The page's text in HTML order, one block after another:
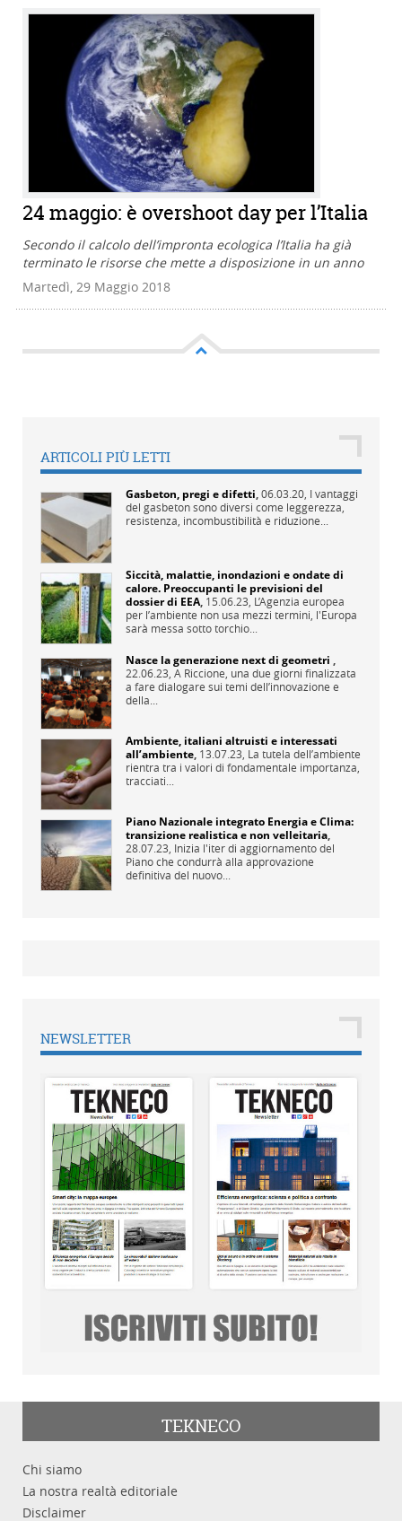
24 maggio: è overshoot day per l’Italia
Secondo il calcolo dell’impronta ecologica l’Italia ha già
terminato le risorse che mette a disposizione in un anno
Martedì, 29 Maggio 2018
ARTICOLI PIÙ LETTI
Gasbeton, pregi e difetti,06.03.20, I vantaggi
del gasbeton sono diversi come leggerezza,
resistenza, incombustibilità e riduzione...
Siccità, malattie, inondazioni e ondate di
calore. Preoccupanti le previsioni del
dossier di EEA, 15.06.23, L’Agenzia europea
per l’ambiente non usa mezzi termini, l'Europa
sarà messa sotto torchio...
Nasce la generazione next di geometri ,
22.06.23, A Riccione, una due giorni finalizzata
a fare dialogare sui temi dell’innovazione e
della...
Ambiente, italiani altruisti e interessati
all’ambiente, 13.07.23, La tutela dell’ambiente
rientra tra i valori di fondamentale importanza,
tracciati...
Piano Nazionale integrato Energia e Clima:
transizione realistica e non velleitaria,
28.07.23, Inizia l'iter di aggiornamento del
Piano che condurrà alla approvazione
definitiva del nuovo...
NEWSLETTER
TEKNECO
Chi siamo
La nostra realtà editoriale
Disclaimer